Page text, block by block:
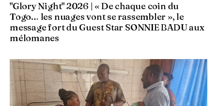
"Glory Night" 2026 | « De chaque coin du
Togo… les nuages vont se rassembler », le
message fort du Guest Star SONNIE BADU aux
mélomanes